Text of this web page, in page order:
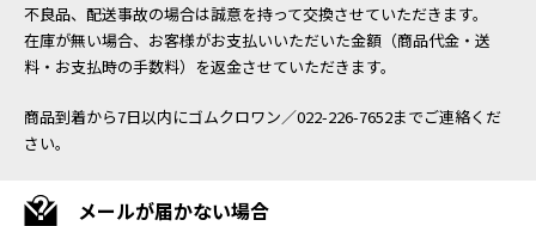
不良品、配送事故の場合は誠意を持って交換させていただきます。
在庫が無い場合、お客様がお支払いいただいた金額（商品代金・送
料・お支払時の手数料）を返金させていただきます。
商品到着から7日以内にゴムクロワン／022-226-7652までご連絡くだ
さい。
メールが届かない場合